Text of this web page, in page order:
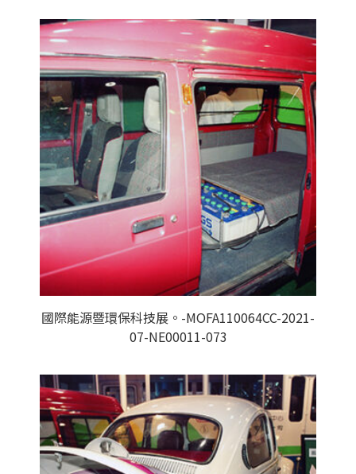
國際能源暨環保科技展。-MOFA110064CC-2021-
07-NE00011-073